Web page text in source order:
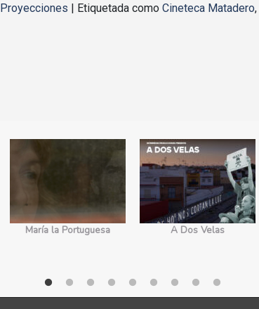
Proyecciones | Etiquetada como Cineteca Matadero,
María la Portuguesa A Dos Velas